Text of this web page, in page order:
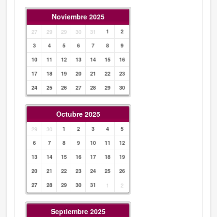
Noviembre 2025
27 29 29 30 31 1
2
3
4 5 6 7 8
9
10
11 12 13 14 15
16
17
18 19 20 21 22
23
24
25 26 27 28 29 30
Octubre 2025
29 30 1 2 3 4
5
6
7 8 9 10 11
12
13
14 15 16 17 18
19
20
21 22 23 24 25
26
27
28 29 30 31 1 2
Septiembre 2025